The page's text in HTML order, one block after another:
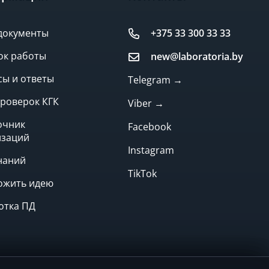
работы
и ответы
КГК
идею
ПД
+375 33 300 33 33
new@laboratoria.by
Telegram →
Viber →
Facebook
Instagram
TikTok